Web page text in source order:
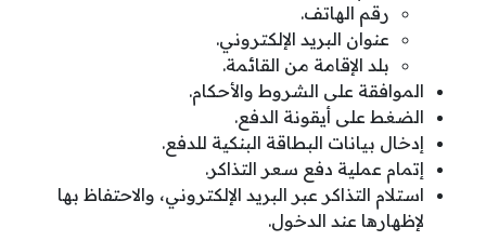
رقم الهاتف.
عنوان البريد الإلكتروني.
بلد الإقامة من القائمة.
الموافقة على الشروط والأحكام.
الضغط على أيقونة الدفع.
إدخال بيانات البطاقة البنكية للدفع.
إتمام عملية دفع سعر التذاكر.
استلام التذاكر عبر البريد الإلكتروني، والاحتفاظ بها
لإظهارها عند الدخول.